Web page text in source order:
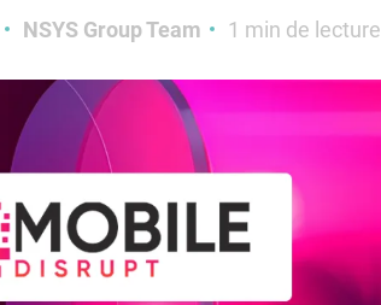
NSYS Group Team 1 min de lecture